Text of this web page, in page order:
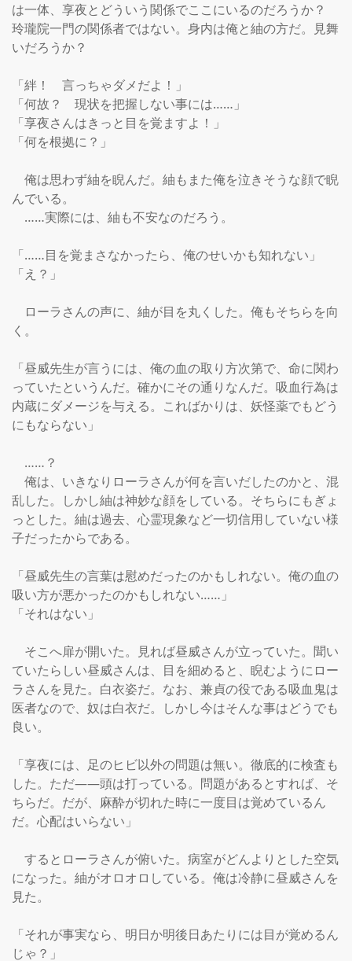
は一体、享夜とどういう関係でここにいるのだろうか？
玲瓏院一門の関係者ではない。身内は俺と紬の方だ。見舞
いだろうか？
「絆！　言っちゃダメだよ！」
「何故？　現状を把握しない事には……」
「享夜さんはきっと目を覚ますよ！」
「何を根拠に？」
俺は思わず紬を睨んだ。紬もまた俺を泣きそうな顔で睨
んでいる。
……実際には、紬も不安なのだろう。
「……目を覚まさなかったら、俺のせいかも知れない」
「え？」
ローラさんの声に、紬が目を丸くした。俺もそちらを向
く。
「昼威先生が言うには、俺の血の取り方次第で、命に関わ
っていたというんだ。確かにその通りなんだ。吸血行為は
内蔵にダメージを与える。こればかりは、妖怪薬でもどう
にもならない」
……？
俺は、いきなりローラさんが何を言いだしたのかと、混
乱した。しかし紬は神妙な顔をしている。そちらにもぎょ
っとした。紬は過去、心霊現象など一切信用していない様
子だったからである。
「昼威先生の言葉は慰めだったのかもしれない。俺の血の
吸い方が悪かったのかもしれない……」
「それはない」
そこへ扉が開いた。見れば昼威さんが立っていた。聞い
ていたらしい昼威さんは、目を細めると、睨むようにロー
ラさんを見た。白衣姿だ。なお、兼貞の役である吸血鬼は
医者なので、奴は白衣だ。しかし今はそんな事はどうでも
良い。
「享夜には、足のヒビ以外の問題は無い。徹底的に検査も
した。ただ――頭は打っている。問題があるとすれば、そ
ちらだ。だが、麻酔が切れた時に一度目は覚めているん
だ。心配はいらない」
するとローラさんが俯いた。病室がどんよりとした空気
になった。紬がオロオロしている。俺は冷静に昼威さんを
見た。
「それが事実なら、明日か明後日あたりには目が覚めるん
じゃ？」